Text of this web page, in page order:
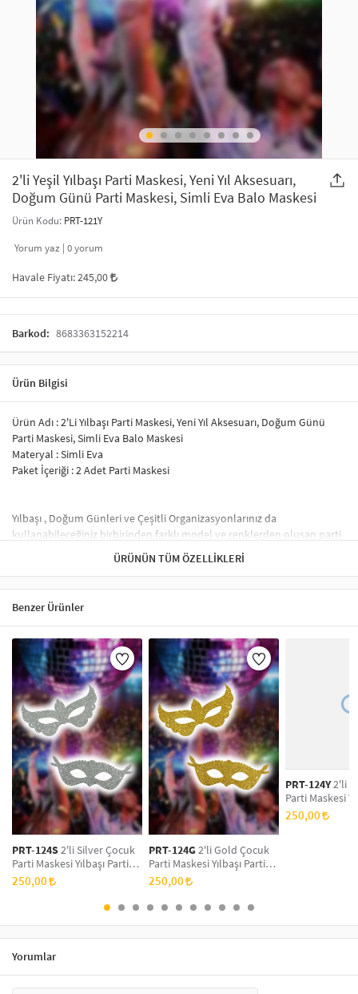
SAÇ AKSESUARLARI
GELİN / DÜĞÜN AKSESUARLARI
TELEFON ASKISI
MAKYAJ ÇANTASI
ŞAL VE FULAR
ODA KOKUSU VE MUM
PARTİ SÜSLERİ
YILBAŞI ÜRÜNLERİ
KULLAN AT TABAK BARDAK SETİ
2'li Yeşil Yılbaşı Parti Maskesi, Yeni Yıl Aksesuarı,
Doğum Günü Parti Maskesi, Simli Eva Balo Maskesi
Ürün Kodu: PRT-121Y
Yorum yaz | 0yorum
Havale Fiyatı:245,00
Barkod: 8683363152214
Ürün Bilgisi
Ürün Adı : 2'Li Yılbaşı Parti Maskesi, Yeni Yıl Aksesuarı, Doğum Günü
Parti Maskesi, Simli Eva Balo Maskesi
Materyal : Simli Eva
Paket İçeriği : 2 Adet Parti Maskesi
Yılbaşı , Doğum Günleri ve Çeşitli Organizasyonlarınız da
kullanabileceğiniz birbirinden farklı model ve renklerden oluşan parti
maskelerimiz ile partileriniz daha da eğlenceli bir hal alacak.
Simli evadan üretildiği üzere azda olsa sim dökülmeleri yaşanacaktır.
İnce Lastik İp ile kolay kullanım sağlamaktadır.
Baş çevrenize göre dilediğiniz gibi ayarlayabilirsiniz.
Parti Maskeleri – Eğlenceli ve Şık Tasarımlar
Parti maskeleri, doğum günü, kostüm partileri, karnavallar ve maskeli
balolar gibi etkinliklerde popüler aksesuarlardır. Özellikle
maskeleri,simli maskelervetüylü maskelergibi çeşitler, partilerinize
renk katar. Ayrıca,Cadılar Bayramı maskelerivekarnaval maskeleri
de sıkça tercih edilen seçenekler arasındadır. Bu maskeler, hem
yetişkinler hem de çocuklar için farklı tasarımlarla sunulmaktadır.
Kaliteli malzemelerden üretilen maskeler, konforlu bir kullanım sağlar
ve etkinliklerinizde dikkat çekici bir görünüm elde etmenize yardımcı
olur.
ÜRÜNÜN TÜM ÖZELLIKLERI
Benzer Ürünler
PRT-124S2'li Silver Çocuk
Parti Maskesi Yılbaşı Parti
Maskesi, Yeni Yıl Aksesuarı,
Doğum Günü Parti Maskesi,
Simli Eva Balo Maskesi
250,00
PRT-124G2'li Gold Çocuk
Parti Maskesi Yılbaşı Parti
Maskesi, Yeni Yıl Aksesuarı,
Doğum Günü Parti Maskesi,
Simli Eva Balo Maskesi
250,00
PRT-124Y2'li
Parti Maskesi
Maskesi, Yeni
Doğum Günü
250,00
Yorumlar